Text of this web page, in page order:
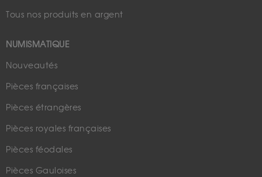
Tous nos produits en argent
NUMISMATIQUE
Nouveautés
Pièces françaises
Pièces étrangères
Pièces royales françaises
Pièces féodales
Pièces Gauloises